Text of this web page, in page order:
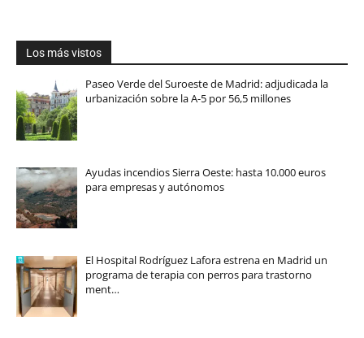
Los más vistos
Paseo Verde del Suroeste de Madrid: adjudicada la
urbanización sobre la A-5 por 56,5 millones
Ayudas incendios Sierra Oeste: hasta 10.000 euros
para empresas y autónomos
El Hospital Rodríguez Lafora estrena en Madrid un
programa de terapia con perros para trastorno
ment…